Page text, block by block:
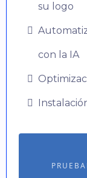
su logo
con la IA